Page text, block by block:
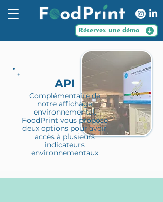
Réservez une démo
API
Complémentaire de
notre affichage
environnemental.
FoodPrint vous propose
deux options pour avoir
accès à plusieurs
indicateurs
environnementaux